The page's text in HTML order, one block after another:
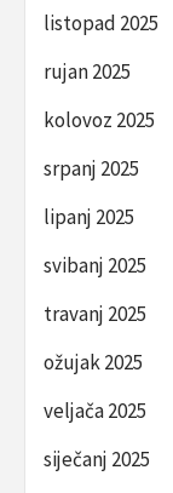
listopad 2025
rujan 2025
kolovoz 2025
srpanj 2025
lipanj 2025
svibanj 2025
travanj 2025
ožujak 2025
veljača 2025
siječanj 2025